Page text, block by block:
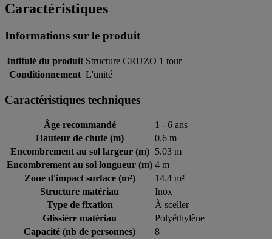
Caractéristiques
Informations sur le produit
Intitulé du produit Structure CRUZO 1 tour
Conditionnement L'unité
Caractéristiques techniques
Âge recommandé
1 - 6 ans
Hauteur de chute (m)
0.6 m
Encombrement au sol largeur (m)
5.03 m
Encombrement au sol longueur (m) 4 m
Zone d'impact surface (m²)
14.4 m²
Structure matériau
Inox
Type de fixation
À sceller
Glissière matériau
Polyéthylène
Capacité (nb de personnes)
8